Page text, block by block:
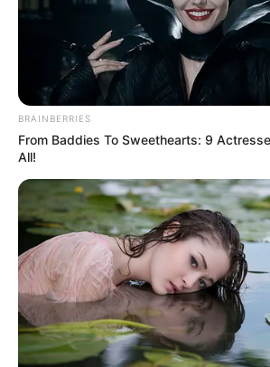
BRAINBERRIES
From Baddies To Sweethearts: 9
All!